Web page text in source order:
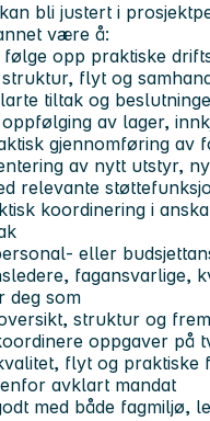
bli justert i
være å:
følge opp praktiske
flyt og
tiltak og
av lager,
gjennomføring av
av nytt utstyr,
relevante
koordinering i
eller
fagansvarlige,
deg som
struktur og
oppgaver på
flyt og praktiske
avklart mandat
med både fagmiljø,